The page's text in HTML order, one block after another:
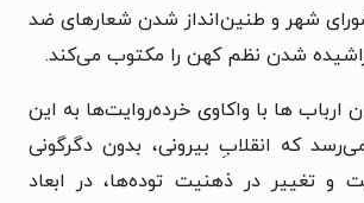
شورای شهر و طنین‌انداز شدن شعارهای ضد
شدن نظم کهن را مکتوب می‌کند.
ارباب ها با واکاوی خرده‌روایت‌ها به این
که انقلابِ بیرونی، بدون دگرگونی
و تغییر در ذهنیت توده‌ها، در ابعاد